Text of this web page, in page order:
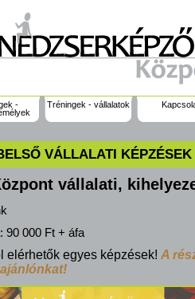
-
Tréningek - vállalatok
VÁLLALATI KÉPZÉSEK
vállalati,
90 000 Ft + áfa
képzések! A